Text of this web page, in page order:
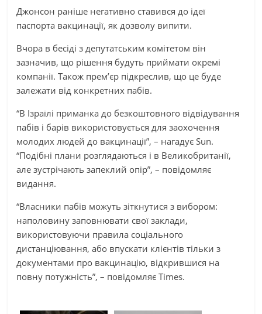
Джонсон раніше негативно ставився до ідеї
паспорта вакцинації, як дозволу випити.
Вчора в бесіді з депутатським комітетом він
зазначив, що рішення будуть приймати окремі
компанії. Також прем’єр підкреслив, що це буде
залежати від конкретних пабів.
“В Ізраїлі приманка до безкоштовного відвідування
пабів і барів використовується для заохочення
молодих людей до вакцинації”, – нагадує Sun.
“Подібні плани розглядаються і в Великобританії,
але зустрічають запеклий опір”, – повідомляє
видання.
“Власники пабів можуть зіткнутися з вибором:
наполовину заповнювати свої заклади,
використовуючи правила соціального
дистанціювання, або впускати клієнтів тільки з
документами про вакцинацію, відкрившися на
повну потужність”, – повідомляє Times.